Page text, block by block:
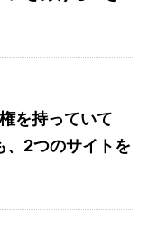
を持っていて
、2つのサイトを